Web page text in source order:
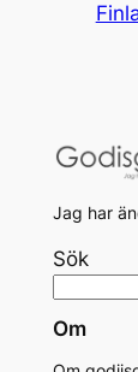
Jag har
Sök
Om